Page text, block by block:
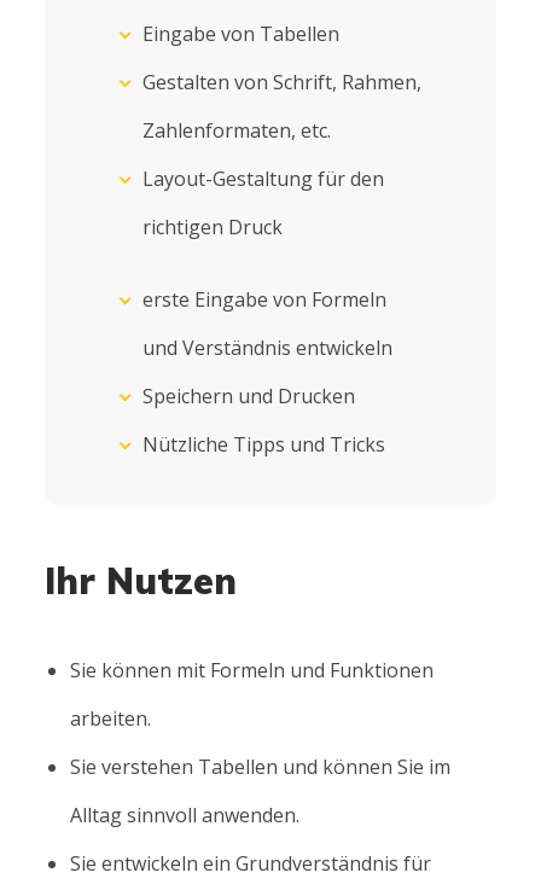
Eingabe von Tabellen
Gestalten von Schrift, Rahmen,
Zahlenformaten, etc.
Layout-Gestaltung für den
richtigen Druck
erste Eingabe von Formeln
und Verständnis entwickeln
Speichern und Drucken
Nützliche Tipps und Tricks
Ihr Nutzen
Sie können mit Formeln und Funktionen
arbeiten.
Sie verstehen Tabellen und können Sie im
Alltag sinnvoll anwenden.
Sie entwickeln ein Grundverständnis für